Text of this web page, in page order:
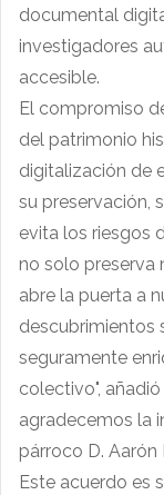
documental
investigadores
accesible.
El compromiso
del patrimonio
digitalización de
su preservación,
evita los riesgos
no solo preserva
abre la puerta a
descubrimientos
seguramente
colectivo",
agradecemos la
párroco D. Aarón
Este acuerdo es